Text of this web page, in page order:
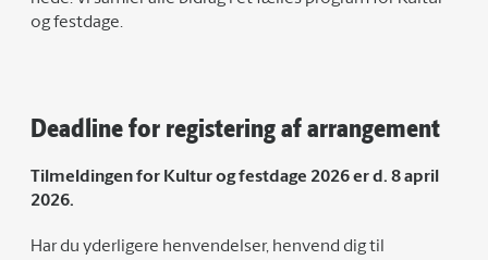
og festdage.
Deadline for registering af arrangement
Tilmeldingen for Kultur og festdage 2026 er d. 8 april
2026.
Har du yderligere henvendelser, henvend dig til